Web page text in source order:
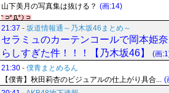
山下美月の写真集は抜ける？ (画:14)
21:37 - 坂道情報通～乃木坂46まとめ～
セラミュのカーテンコールで岡本姫
らしすぎた件！！！【乃木坂46】
(画
21:30 - 僕青まとめるん
【僕青】秋田莉杏のビジュアルの仕上がり具合... (